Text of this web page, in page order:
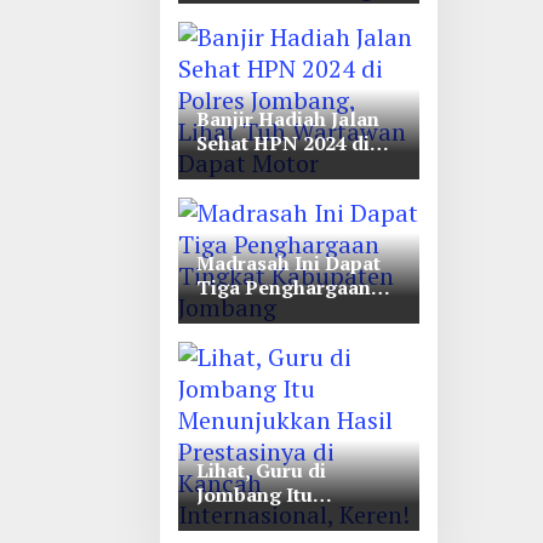
Unwaha Jombang
Banjir Hadiah Jalan
Sehat HPN 2024 di
Polres Jombang,
Dapat Motor
Madrasah Ini Dapat
Tiga Penghargaan
Tingkat Kabupaten
Lihat, Guru di
Jombang Itu
Menunjukkan Hasil